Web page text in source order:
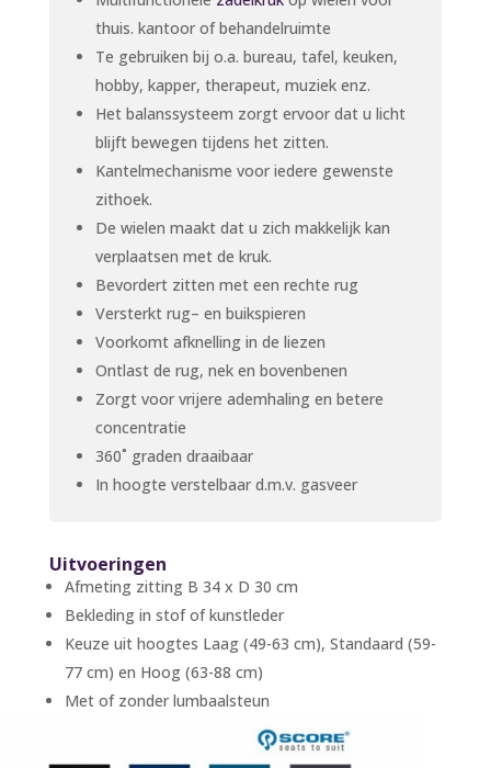
thuis. kantoor of behandelruimte
Te gebruiken bij o.a. bureau, tafel, keuken,
hobby, kapper, therapeut, muziek enz.
Het balanssysteem zorgt ervoor dat u licht
blijft bewegen tijdens het zitten.
Kantelmechanisme voor iedere gewenste
zithoek.
De wielen maakt dat u zich makkelijk kan
verplaatsen met de kruk.
Bevordert zitten met een rechte rug
Versterkt rug– en buikspieren
Voorkomt afknelling in de liezen
Ontlast de rug, nek en bovenbenen
Zorgt voor vrijere ademhaling en betere
concentratie
360˚ graden draaibaar
In hoogte verstelbaar d.m.v. gasveer
Uitvoeringen
Afmeting zitting B 34 x D 30 cm
Bekleding in stof of kunstleder
Keuze uit hoogtes Laag (49-63 cm), Standaard (59-
77 cm) en Hoog (63-88 cm)
Met of zonder lumbaalsteun